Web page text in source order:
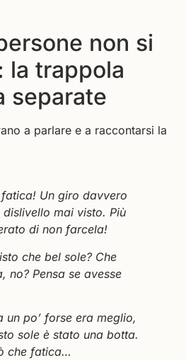
non si
la trappola
separate
a parlare e a raccontarsi la
Un giro davvero
mai visto. Più
di non farcela!
che bel sole? Che
no? Pensa se avesse
un po’ forse era meglio,
sole è stato una botta.
che fatica…